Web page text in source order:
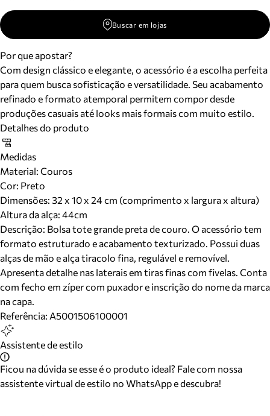
Buscar em lojas
Por que apostar?
Com design clássico e elegante, o acessório é a escolha perfeita
para quem busca sofisticação e versatilidade. Seu acabamento
refinado e formato atemporal permitem compor desde
produções casuais até looks mais formais com muito estilo.
Detalhes do produto
Medidas
Material: Couros
Cor: Preto
Dimensões: 32 x 10 x 24 cm (comprimento x largura x altura)
Altura da alça: 44cm
Descrição: Bolsa tote grande preta de couro. O acessório tem
formato estruturado e acabamento texturizado. Possui duas
alças de mão e alça tiracolo fina, regulável e removível.
Apresenta detalhe nas laterais em tiras finas com fivelas. Conta
com fecho em zíper com puxador e inscrição do nome da marca
na capa.
Referência: A5001506100001
Assistente de estilo
Ficou na dúvida se esse é o produto ideal? Fale com nossa
assistente virtual de estilo no WhatsApp e descubra!